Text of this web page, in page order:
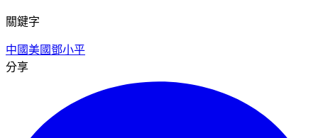
關鍵字
中國美國鄧小平
分享